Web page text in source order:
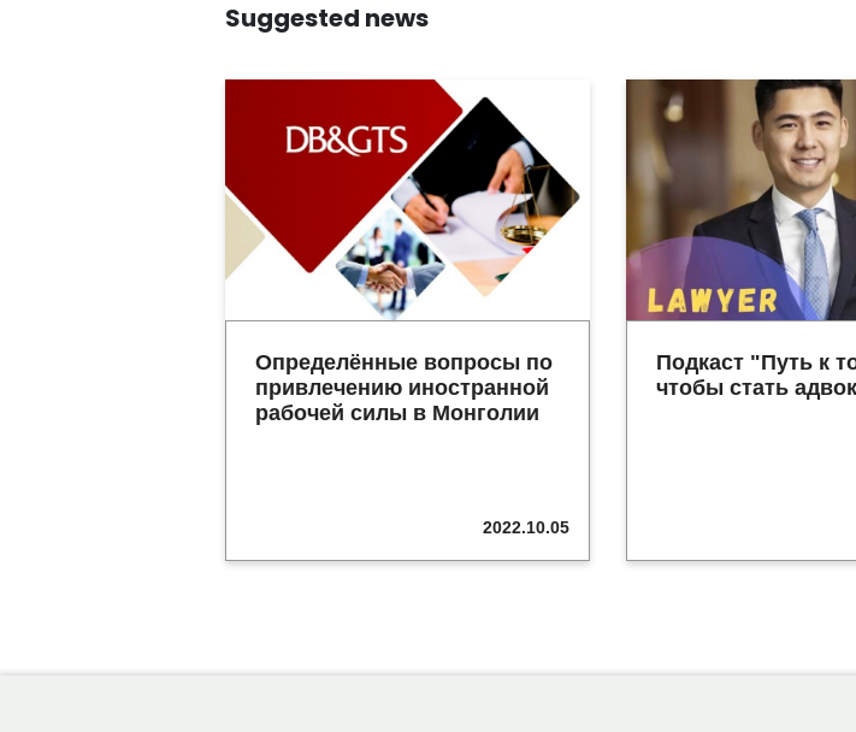
Suggested news
Определённые вопросы по
привлечению иностранной
рабочей силы в Монголии
2022.10.05
Подкаст "Путь к
чтобы стать